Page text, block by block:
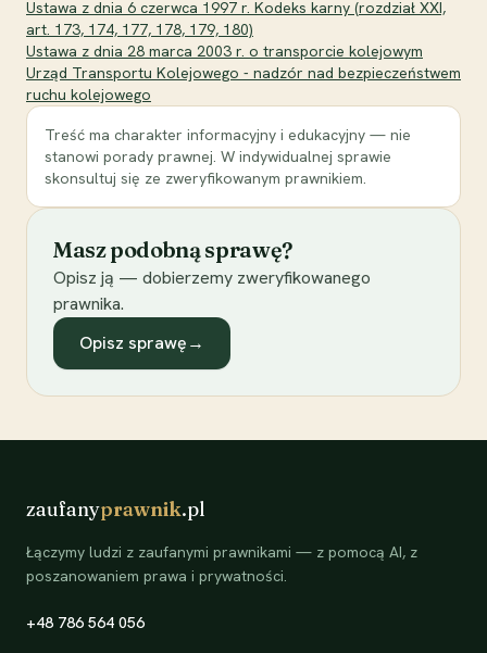
Ustawa z dnia 6 czerwca 1997 r. Kodeks karny (rozdział XXI,
art. 173, 174, 177, 178, 179, 180)
Ustawa z dnia 28 marca 2003 r. o transporcie kolejowym
Urząd Transportu Kolejowego - nadzór nad bezpieczeństwem
ruchu kolejowego
Treść ma charakter informacyjny i edukacyjny — nie
stanowi porady prawnej. W indywidualnej sprawie
skonsultuj się ze zweryfikowanym prawnikiem.
Masz podobną sprawę?
Opisz ją — dobierzemy zweryfikowanego
prawnika.
Opisz sprawę→
zaufanyprawnik.pl
Łączymy ludzi z zaufanymi prawnikami — z pomocą AI, z
poszanowaniem prawa i prywatności.
+48 786 564 056